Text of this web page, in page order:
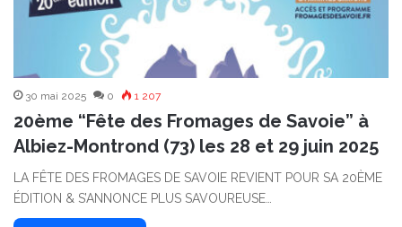
30 mai 2025 0 1 207
20ème “Fête des Fromages de Savoie” à
Albiez-Montrond (73) les 28 et 29 juin 2025
LA FÊTE DES FROMAGES DE SAVOIE REVIENT POUR SA 20ÈME
ÉDITION & S’ANNONCE PLUS SAVOUREUSE…